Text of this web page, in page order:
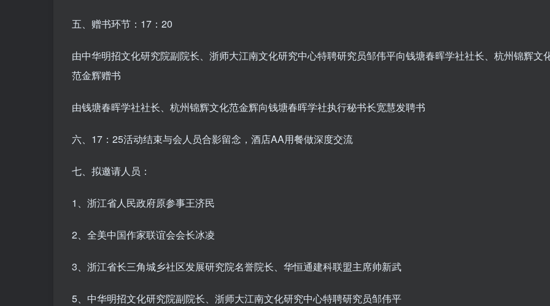
五、赠书环节：17：20
由中华明招文化研究院副院长、浙师大江南文化研究中心特聘研究员邹伟平向钱塘春晖学社社长、杭州锦辉文
范金辉赠书
由钱塘春晖学社社长、杭州锦辉文化范金辉向钱塘春晖学社执行秘书长宽慧发聘书
六、17：25活动结束与会人员合影留念，酒店AA用餐做深度交流
七、拟邀请人员：
1、浙江省人民政府原参事王济民
2、全美中国作家联谊会会长冰凌
3、浙江省长三角城乡社区发展研究院名誉院长、华恒通建科联盟主席帅新武
5、中华明招文化研究院副院长、浙师大江南文化研究中心特聘研究员邹伟平